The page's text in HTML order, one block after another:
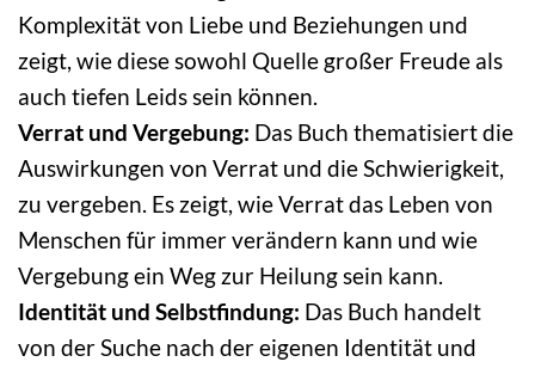
Komplexität von Liebe und Beziehungen und
zeigt, wie diese sowohl Quelle großer Freude als
auch tiefen Leids sein können.
Verrat und Vergebung: Das Buch thematisiert die
Auswirkungen von Verrat und die Schwierigkeit,
zu vergeben. Es zeigt, wie Verrat das Leben von
Menschen für immer verändern kann und wie
Vergebung ein Weg zur Heilung sein kann.
Identität und Selbstfindung: Das Buch handelt
von der Suche nach der eigenen Identität und